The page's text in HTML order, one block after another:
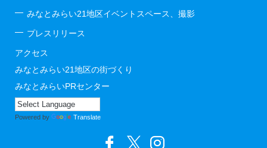
みなとみらい21地区イベントスペース、撮影
プレスリリース
アクセス
みなとみらい21地区の街づくり
みなとみらいPRセンター
Powered by Translate